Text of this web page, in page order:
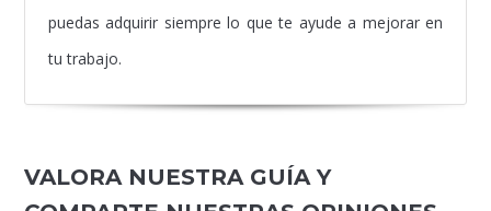
puedas adquirir siempre lo que te ayude a mejorar en
tu trabajo.
VALORA NUESTRA GUÍA Y